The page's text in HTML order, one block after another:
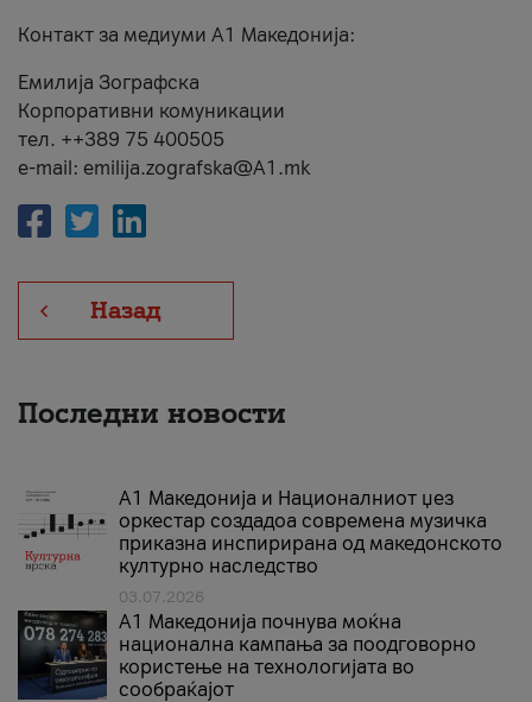
Контакт за медиуми А1 Македонија:
Емилија Зографска
Корпоративни комуникации
тел. ++389 75 400505
e-mail: emilija.zografska@A1.mk
Назад
Последни новости
А1 Македонија и Националниот џез
оркестар создадоа современа музичка
приказна инспирирана од македонското
културно наследство
03.07.2026
A1 Македонија почнува моќна
национална кампања за поодговорно
користење на технологијата во
сообраќајот